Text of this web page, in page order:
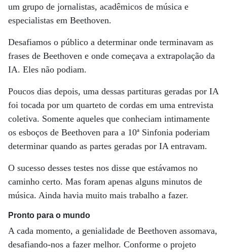
um grupo de jornalistas, acadêmicos de música e
especialistas em Beethoven.
Desafiamos o público a determinar onde terminavam as
frases de Beethoven e onde começava a extrapolação da
IA. Eles não podiam.
Poucos dias depois, uma dessas partituras geradas por IA
foi tocada por um quarteto de cordas em uma entrevista
coletiva. Somente aqueles que conheciam intimamente
os esboços de Beethoven para a 10ª Sinfonia poderiam
determinar quando as partes geradas por IA entravam.
O sucesso desses testes nos disse que estávamos no
caminho certo. Mas foram apenas alguns minutos de
música. Ainda havia muito mais trabalho a fazer.
Pronto para o mundo
A cada momento, a genialidade de Beethoven assomava,
desafiando-nos a fazer melhor. Conforme o projeto